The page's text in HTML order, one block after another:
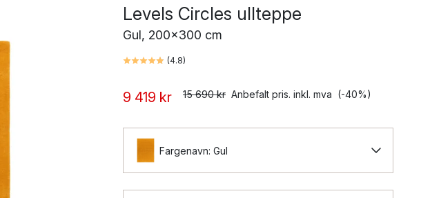
Levels Circles ullteppe
Gul, 200x300 cm
(4.8)
9 419 kr 15 690 kr Anbefalt pris. inkl. mva (-40%)
Fargenavn: Gul